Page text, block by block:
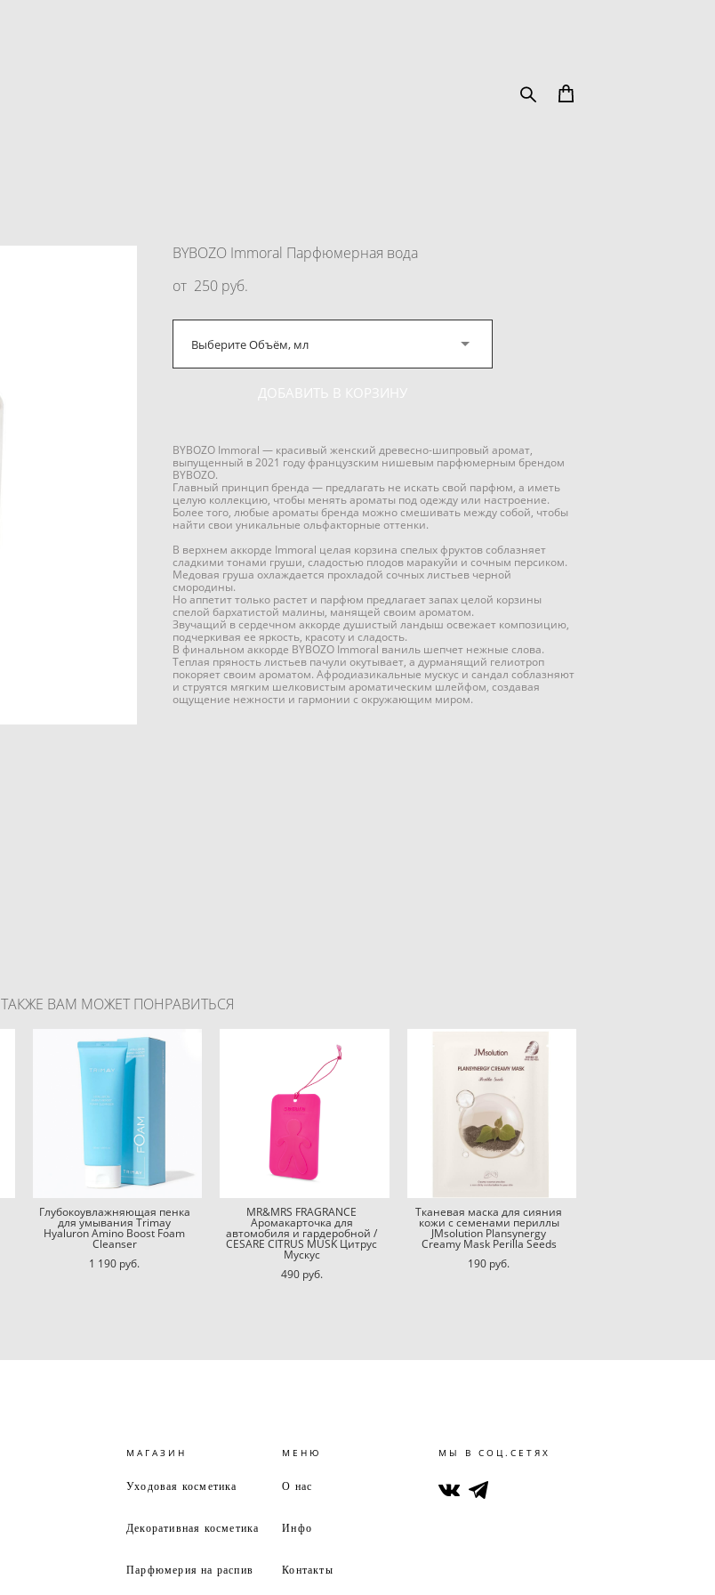
BYBOZO Immoral Парфюмерная вода
от 250 pуб.
Выберите Объём, мл
ДОБАВИТЬ В КОРЗИНУ
BYBOZO Immoral — красивый женский древесно-шипровый аромат,
выпущенный в 2021 году французским нишевым парфюмерным брендом
BYBOZO.
Главный принцип бренда — предлагать не искать свой парфюм, а иметь
целую коллекцию, чтобы менять ароматы под одежду или настроение.
Более того, любые ароматы бренда можно смешивать между собой, чтобы
найти свои уникальные ольфакторные оттенки.
В верхнем аккорде Immoral целая корзина спелых фруктов соблазняет
сладкими тонами груши, сладостью плодов маракуйи и сочным персиком.
Медовая груша охлаждается прохладой сочных листьев черной
смородины.
Но аппетит только растет и парфюм предлагает запах целой корзины
спелой бархатистой малины, манящей своим ароматом.
Звучащий в сердечном аккорде душистый ландыш освежает композицию,
подчеркивая ее яркость, красоту и сладость.
В финальном аккорде BYBOZO Immoral ваниль шепчет нежные слова.
Теплая пряность листьев пачули окутывает, а дурманящий гелиотроп
покоряет своим ароматом. Афродиазикальные мускус и сандал соблазняют
и струятся мягким шелковистым ароматическим шлейфом, создавая
ощущение нежности и гармонии с окружающим миром.
ТАКЖЕ ВАМ МОЖЕТ ПОНРАВИТЬСЯ
Глубокоувлажняющая пенка
для умывания Trimay
Hyaluron Amino Boost Foam
Cleanser
1 190 pуб.
MR&MRS FRAGRANCE
Аромакарточка для
автомобиля и гардеробной /
CESARE CITRUS MUSK Цитрус
Мускус
490 pуб.
Тканевая маска для сияния
кожи с семенами периллы
JMsolution Plansynergy
Creamy Mask Perilla Seeds
190 pуб.
МАГАЗИН
Уходовая косметика
Декоративная косметика
Парфюмерия на распив
МЕНЮ
О нас
Инфо
Контакты
МЫ В СОЦ.СЕТЯХ